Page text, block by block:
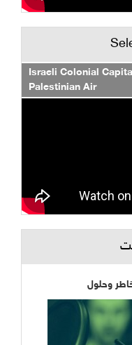
Israeli Colonial
Palestinian Air
وحلول